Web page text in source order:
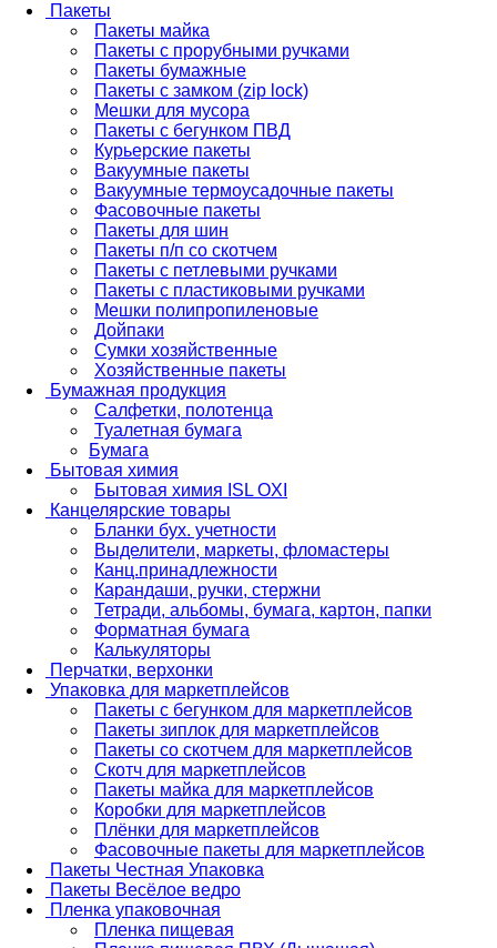
Пакеты
Пакеты майка
Пакеты с прорубными ручками
Пакеты бумажные
Пакеты с замком (zip lock)
Мешки для мусора
Пакеты с бегунком ПВД
Курьерские пакеты
Вакуумные пакеты
Вакуумные термоусадочные пакеты
Фасовочные пакеты
Пакеты для шин
Пакеты п/п со скотчем
Пакеты с петлевыми ручками
Пакеты с пластиковыми ручками
Мешки полипропиленовые
Дойпаки
Сумки хозяйственные
Хозяйственные пакеты
Бумажная продукция
Салфетки, полотенца
Туалетная бумага
Бумага
Бытовая химия
Бытовая химия ISL OXI
Канцелярские товары
Бланки бух. учетности
Выделители, маркеты, фломастеры
Канц.принадлежности
Карандаши, ручки, стержни
Тетради, альбомы, бумага, картон, папки
Форматная бумага
Калькуляторы
Перчатки, верхонки
Упаковка для маркетплейсов
Пакеты с бегунком для маркетплейсов
Пакеты зиплок для маркетплейсов
Пакеты со скотчем для маркетплейсов
Скотч для маркетплейсов
Пакеты майка для маркетплейсов
Коробки для маркетплейсов
Плёнки для маркетплейсов
Фасовочные пакеты для маркетплейсов
Пакеты Честная Упаковка
Пакеты Весёлое ведро
Пленка упаковочная
Пленка пищевая